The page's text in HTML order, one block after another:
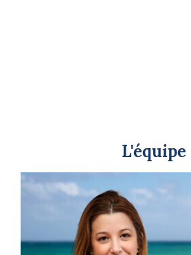
L'équipe